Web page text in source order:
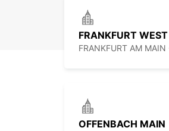
FRANKFURT
FRANKFURT AM MAIN
OFFENBACH MAIN